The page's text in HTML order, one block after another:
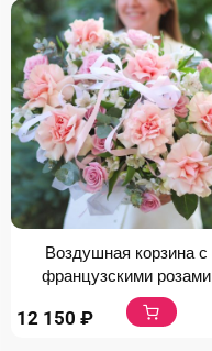
Воздушная корзина с
французскими розами
12 150 ₽